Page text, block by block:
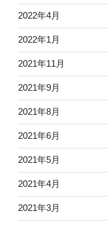
2022年4月
2022年1月
2021年11月
2021年9月
2021年8月
2021年6月
2021年5月
2021年4月
2021年3月